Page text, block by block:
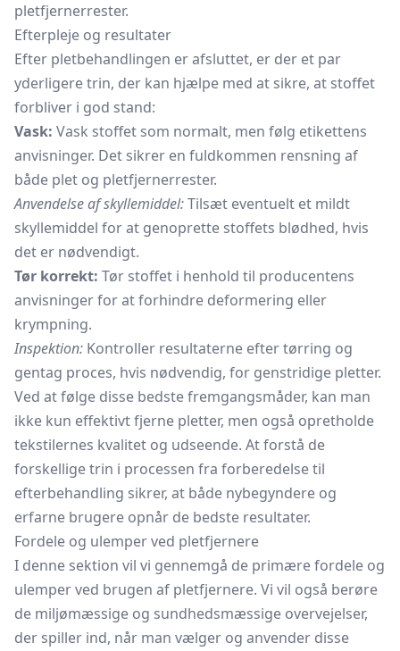
pletfjernerrester.
Efterpleje og resultater
Efter pletbehandlingen er afsluttet, er der et par
yderligere trin, der kan hjælpe med at sikre, at stoffet
forbliver i god stand:
Vask: Vask stoffet som normalt, men følg etikettens
anvisninger. Det sikrer en fuldkommen rensning af
både plet og pletfjernerrester.
Anvendelse af skyllemiddel:Tilsæt eventuelt et mildt
skyllemiddel for at genoprette stoffets blødhed, hvis
det er nødvendigt.
Tør korrekt: Tør stoffet i henhold til producentens
anvisninger for at forhindre deformering eller
krympning.
Inspektion: Kontroller resultaterne efter tørring og
gentag proces, hvis nødvendig, for genstridige pletter.
Ved at følge disse bedste fremgangsmåder, kan man
ikke kun effektivt fjerne pletter, men også opretholde
tekstilernes kvalitet og udseende. At forstå de
forskellige trin i processen fra forberedelse til
efterbehandling sikrer, at både nybegyndere og
erfarne brugere opnår de bedste resultater.
Fordele og ulemper ved pletfjernere
I denne sektion vil vi gennemgå de primære fordele og
ulemper ved brugen af pletfjernere. Vi vil også berøre
de miljømæssige og sundhedsmæssige overvejelser,
der spiller ind, når man vælger og anvender disse